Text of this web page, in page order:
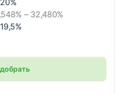
20%
– 32,480%
19,5%